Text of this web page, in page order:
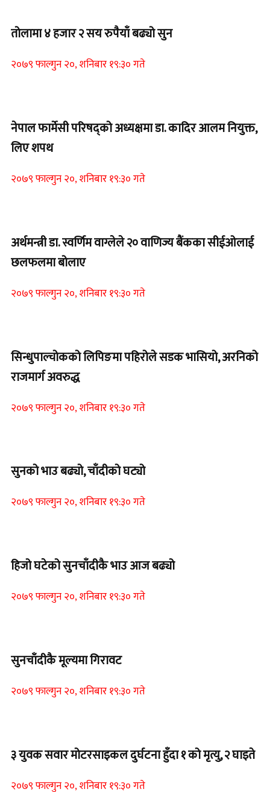
तोलामा ४ हजार २ सय रुपैयाँ बढ्यो सुन
२०७९ फाल्गुन २०, शनिबार १९:३० गते
नेपाल फार्मेसी परिषद्को अध्यक्षमा डा. कादिर आलम नियुक्त,
लिए शपथ
२०७९ फाल्गुन २०, शनिबार १९:३० गते
अर्थमन्त्री डा. स्वर्णिम वाग्लेले २० वाणिज्य बैंकका सीईओलाई
छलफलमा बोलाए
२०७९ फाल्गुन २०, शनिबार १९:३० गते
सिन्धुपाल्चोकको लिपिङमा पहिरोले सडक भासियो, अरनिको
राजमार्ग अवरुद्ध
२०७९ फाल्गुन २०, शनिबार १९:३० गते
सुनको भाउ बढ्यो, चाँदीको घट्यो
२०७९ फाल्गुन २०, शनिबार १९:३० गते
हिजो घटेको सुनचाँदीकै भाउ आज बढ्यो
२०७९ फाल्गुन २०, शनिबार १९:३० गते
सुनचाँदीकै मूल्यमा गिरावट
२०७९ फाल्गुन २०, शनिबार १९:३० गते
३ युवक सवार मोटरसाइकल दुर्घटना हुँदा १ को मृत्यु, २ घाइते
२०७९ फाल्गुन २०, शनिबार १९:३० गते